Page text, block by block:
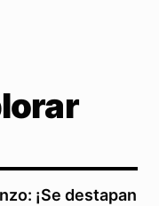
¡Se destapan